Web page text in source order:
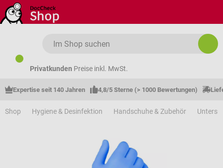
Zum Hauptinhalt springen
Privatkunden Preise inkl. MwSt.
Expertise seit 140 Jahren 4,8/5 Sterne (> 1000 Bewertungen)
Shop Hygiene & Desinfektion Handschuhe & Zubehör